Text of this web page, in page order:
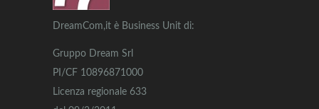
DreamCom,it è Business Unit di:
Gruppo Dream Srl
PI/CF 10896871000
Licenza regionale 633